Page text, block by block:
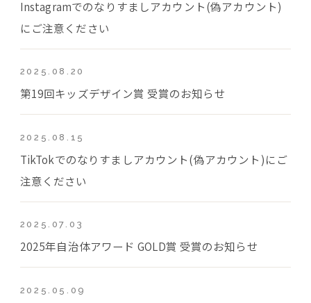
Instagramでのなりすましアカウント(偽アカウント)
にご注意ください
2025.08.20
第19回キッズデザイン賞 受賞のお知らせ
2025.08.15
TikTokでのなりすましアカウント(偽アカウント)にご
注意ください
2025.07.03
2025年自治体アワード GOLD賞 受賞のお知らせ
2025.05.09